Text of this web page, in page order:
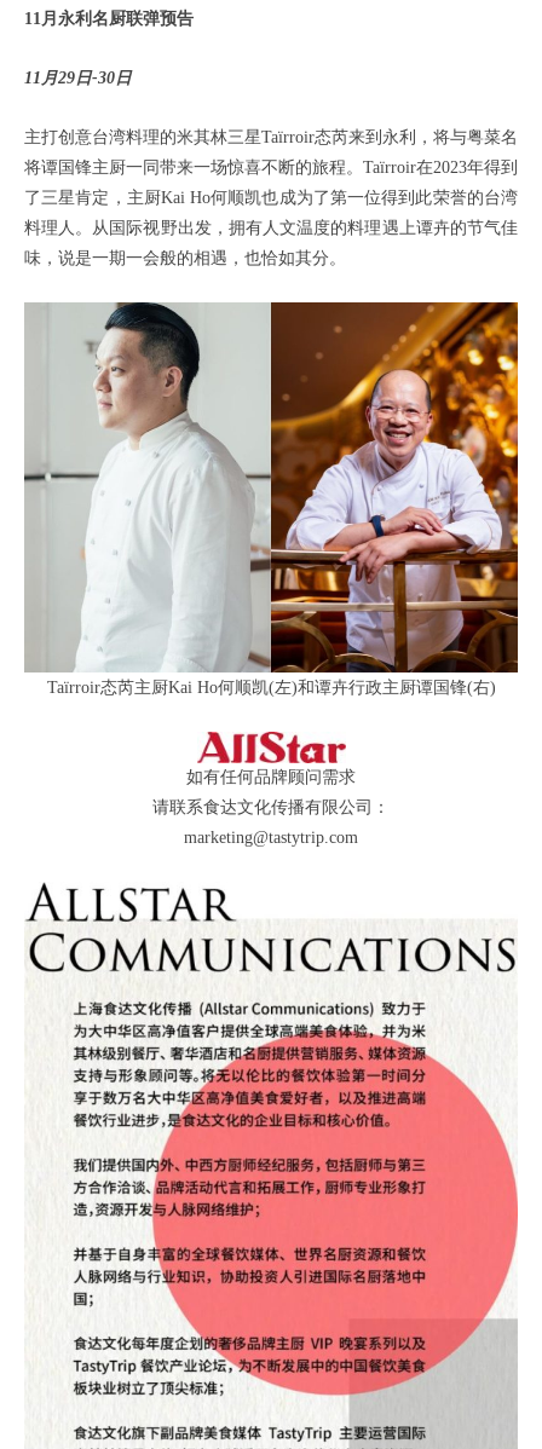
11月永利名厨联弹预告
11月29日-30日
主打创意台湾料理的米其林三星Taïrroir态芮来到永利，将与粤菜名
将谭国锋主厨一同带来一场惊喜不断的旅程。Taïrroir在2023年得到
了三星肯定，主厨Kai Ho何顺凯也成为了第一位得到此荣誉的台湾
料理人。从国际视野出发，拥有人文温度的料理遇上谭卉的节气佳
味，说是一期一会般的相遇，也恰如其分。
Taïrroir态芮主厨Kai Ho何顺凯(左)和谭卉行政主厨谭国锋(右)
如有任何品牌顾问需求
请联系食达文化传播有限公司：
marketing@tastytrip.com